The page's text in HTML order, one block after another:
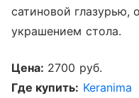
сатиновой глазурью,
украшением стола.
Цена: 2700 руб.
Где купить: Keranima